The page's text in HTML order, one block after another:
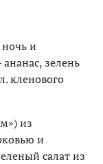
и
зелень
кленового
из
и
салат из